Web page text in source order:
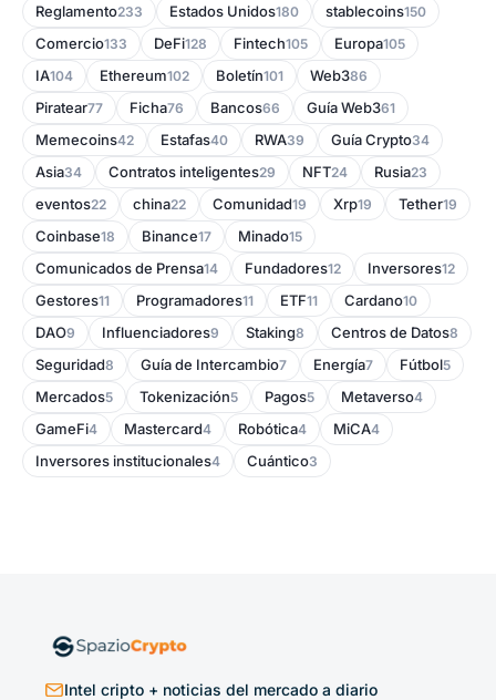
Reglamento233 Estados Unidos180 stablecoins150
Comercio133 DeFi128 Fintech105 Europa105
IA104 Ethereum102 Boletín101 Web386
Piratear77 Ficha76 Bancos66 Guía Web361
Memecoins42 Estafas40 RWA39 Guía Crypto34
Asia34 Contratos inteligentes29 NFT24 Rusia23
eventos22 china22 Comunidad19 Xrp19 Tether19
Coinbase18 Binance17 Minado15
Comunicados de Prensa14 Fundadores12 Inversores12
Gestores11 Programadores11 ETF11 Cardano10
DAO9 Influenciadores9 Staking8 Centros de Datos8
Seguridad8 Guía de Intercambio7 Energía7 Fútbol5
Mercados5 Tokenización5 Pagos5 Metaverso4
GameFi4 Mastercard4 Robótica4 MiCA4
Inversores institucionales4 Cuántico3
Intel cripto + noticias del mercado a diario